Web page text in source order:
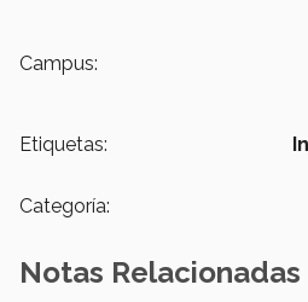
Campus:
Etiquetas:
Categoría:
Notas Relacionadas